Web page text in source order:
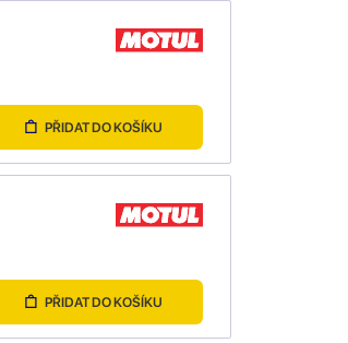
PŘIDAT DO KOŠÍKU
PŘIDAT DO KOŠÍKU